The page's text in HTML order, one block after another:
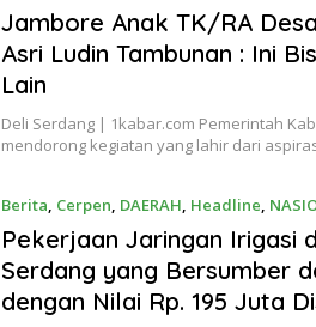
Agustus 8, 2026
Jambore Anak TK/RA
Asri Ludin Tambunan : Ini
Lain
Deli Serdang | 1kabar.com Pemerintah
mendorong kegiatan yang lahir dari
Berita, Cerpen, DAERAH, Headline,
8, 2026
Pekerjaan Jaringan Irigasi
Serdang yang Bersumber
dengan Nilai Rp. 195 Juta